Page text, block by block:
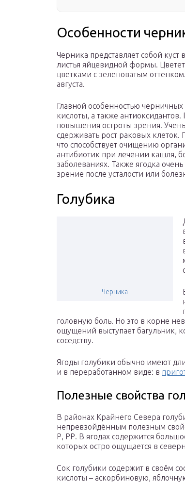
Особенности
Черника представляет собой куст
листья яйцевидной формы.
цветками с зеленоватым
августа.
Главной особенностью
кислоты, а также
повышения остроты зрения.
сдерживать рост раковых
что способствует очищению
антибиотик при лечении кашля,
заболеваниях. Также ягодка
зрение после усталости или
Голубика
Черника
головную боль. Но это в корне
ощущений выступает багульник,
соседству.
Ягоды голубики обычно имеют
и в переработанном виде: в
Полезные свойства
В районах Крайнего Севера
непревзойдённым полезным
Р, РР. В ягодах содержится
которых остро ощущается в
Сок голубики содержит в своём
кислоты – аскорбиновую,